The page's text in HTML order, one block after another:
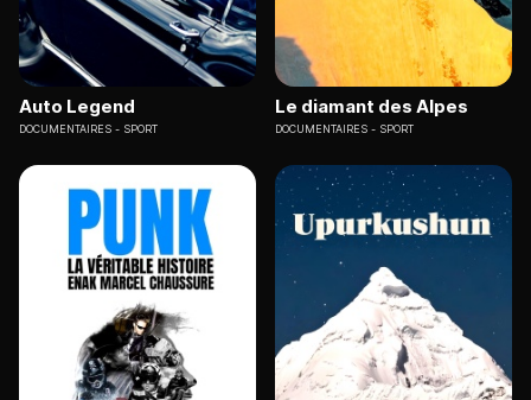
Auto Legend
DOCUMENTAIRES SPORT
Le diamant des Alpes
DOCUMENTAIRES SPORT